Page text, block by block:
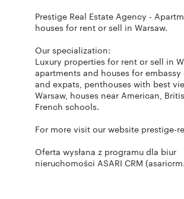
Prestige Real Estate Agency -
houses for rent or sell in Warsaw.
Our specialization:
Luxury properties for rent or sell in
apartments and houses for
and expats, penthouses with best
Warsaw, houses near American,
French schools.
For more visit our website prestige-
Oferta wysłana z programu dla biur
nieruchomości ASARI CRM